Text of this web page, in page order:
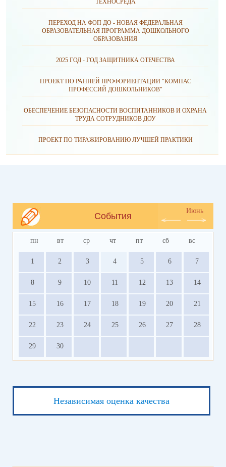
ПЕРЕХОД НА ФОП ДО - НОВАЯ ФЕДЕРАЛЬНАЯ
ОБРАЗОВАТЕЛЬНАЯ ПРОГРАММА ДОШКОЛЬНОГО
ОБРАЗОВАНИЯ
2025 ГОД - ГОД ЗАЩИТНИКА ОТЕЧЕСТВА
ПРОЕКТ ПО РАННЕЙ ПРОФОРИЕНТАЦИИ "КОМПАС
ПРОФЕССИЙ ДОШКОЛЬНИКОВ"
ОБЕСПЕЧЕНИЕ БЕЗОПАСНОСТИ ВОСПИТАННИКОВ И ОХРАНА
ТРУДА СОТРУДНИКОВ ДОУ
ПРОЕКТ ПО ТИРАЖИРОВАНИЮ ЛУЧШЕЙ ПРАКТИКИ
События
Июнь
пн вт ср чт пт сб вс
1 2 3 4 5 6 7
8 9 10 11 12 13 14
15 16 17 18 19 20 21
22 23 24 25 26 27 28
29 30
Независимая оценка качества